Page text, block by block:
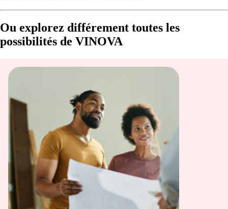
Ou explorez différement toutes les
possibilités de VINOVA